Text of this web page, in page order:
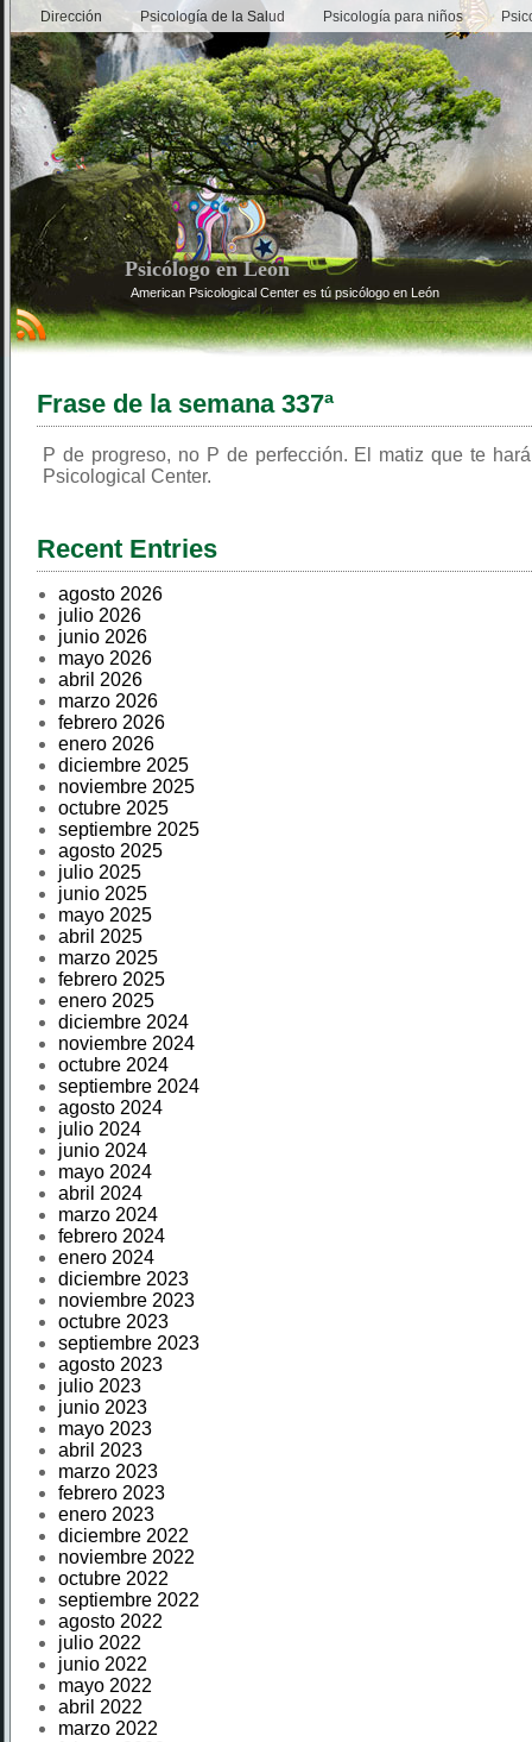
Dirección Psicología de la Salud Psicología para niños
Psicólogo en León
American Psicological Center es tú psicólogo en León
Frase de la semana 337ª
P de progreso, no P de perfección. El matiz que te
Psicological Center.
Recent Entries
agosto 2026
julio 2026
junio 2026
mayo 2026
abril 2026
marzo 2026
febrero 2026
enero 2026
diciembre 2025
noviembre 2025
octubre 2025
septiembre 2025
agosto 2025
julio 2025
junio 2025
mayo 2025
abril 2025
marzo 2025
febrero 2025
enero 2025
diciembre 2024
noviembre 2024
octubre 2024
septiembre 2024
agosto 2024
julio 2024
junio 2024
mayo 2024
abril 2024
marzo 2024
febrero 2024
enero 2024
diciembre 2023
noviembre 2023
octubre 2023
septiembre 2023
agosto 2023
julio 2023
junio 2023
mayo 2023
abril 2023
marzo 2023
febrero 2023
enero 2023
diciembre 2022
noviembre 2022
octubre 2022
septiembre 2022
agosto 2022
julio 2022
junio 2022
mayo 2022
abril 2022
marzo 2022